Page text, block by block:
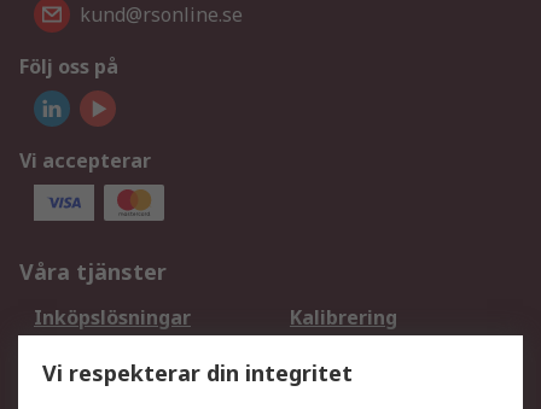
kund@rsonline.se
Följ oss på
Vi accepterar
Våra tjänster
Inköpslösningar
Kalibrering
DesignSpark
Teknisk Support
Vi respekterar din integritet